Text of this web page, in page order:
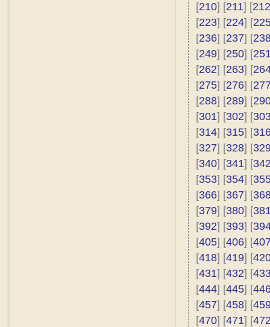
[210] [211] [212
[223] [224] [
[236] [237] [
[249] [250] [
[262] [263] [
[275] [276] [
[288] [289] [
[301] [302] [
[314] [315] [
[327] [328] [
[340] [341] [
[353] [354] [
[366] [367] [
[379] [380] [
[392] [393] [
[405] [406] [
[418] [419] [
[431] [432] [
[444] [445] [
[457] [458] [
[470] [471] [